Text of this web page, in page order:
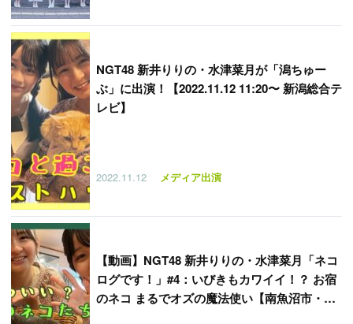
NGT48 新井りりの・水津菜月が「潟ちゅー
ぶ」に出演！【2022.11.12 11:20〜 新潟総合テ
レビ】
2022.11.12 メディア出演
【動画】NGT48 新井りりの・水津菜月「ネコ
ログです！」#4：いびきもカワイイ！？ お宿
のネコ まるでオズの魔法使い【南魚沼市・ペ